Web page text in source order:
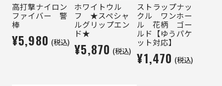
高打撃ナイロン
ファイバー 警
棒
¥5,980 (税込)
ホワイトウル
フ ★スペシャ
ルグリップエン
ド★
¥5,870 (税込)
ストラップナッ
クル ワンホー
ル 花柄 ゴー
ルド【ゆうパケ
ット対応】
¥1,470 (税込)